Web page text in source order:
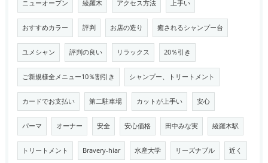
ニューオープン 綾羅木 アクセス方法 上手い
おすすめカラー 評判 お店の造り 癒されるシャンプー台
ユメシャン 評判の良い リラックス 20％引き
ご新規様全メニュー10％割引き シャンプー、トリートメント
カードでお支払い 第二駐車場 カットが上手い 安心
パーマ オーナー 安全 安心価格 田中みな実 綾羅木駅
トリートメント Bravery-hiar 水産大学 リーズナブル 近く